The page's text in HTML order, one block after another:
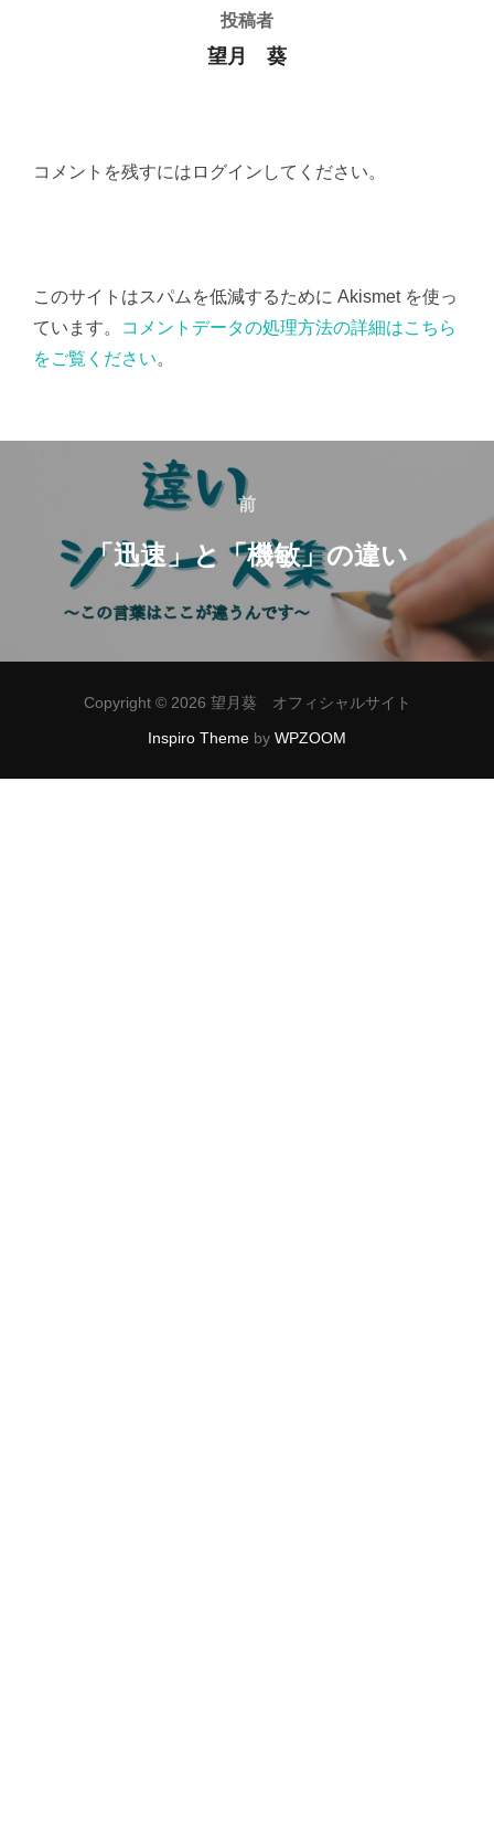
投稿者
望月 葵
コメントを残すにはログインしてください。
このサイトはスパムを低減するために Akismet を使っ
ています。
コメントデータの処理方法の詳細はこちら
をご覧ください。
ョ
前
前
「迅速」と「機敏」の違い
Copyright © 2026 望月葵 オフィシャルサイト
Inspiro Theme by WPZOOM